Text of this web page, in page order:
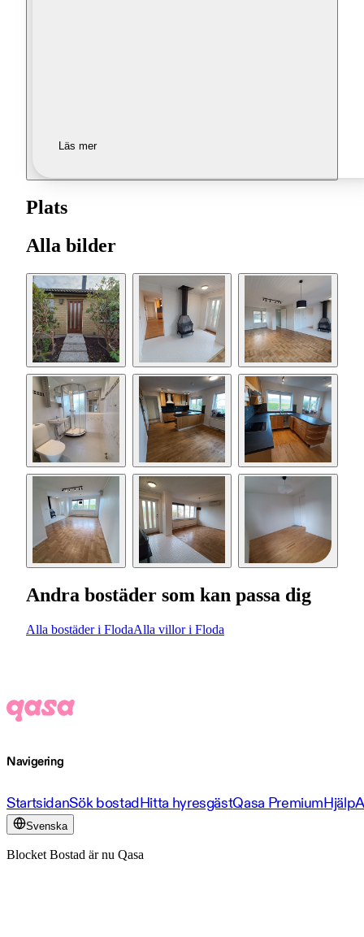
Läs mer
Plats
Alla bilder
Andra bostäder som kan passa dig
Alla bostäder i FlodaAlla villor i Floda
Navigering
StartsidanSök bostadHitta hyresgästQasa PremiumHjälp
Svenska
Blocket Bostad är nu Qasa